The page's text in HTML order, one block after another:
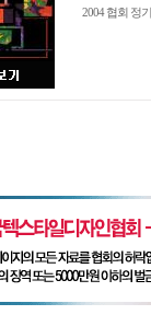
2004 협회 정